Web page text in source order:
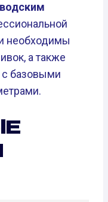
необходимы
а также
с базовыми